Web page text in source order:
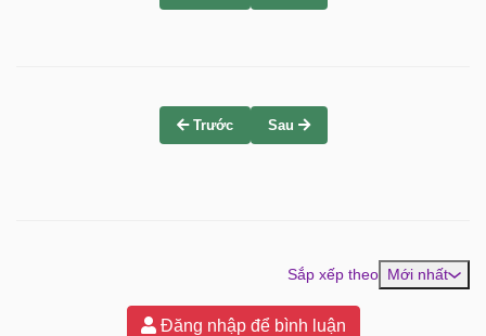
Trước Sau
Sắp xếp theo Mới nhất
Đăng nhập để bình luận